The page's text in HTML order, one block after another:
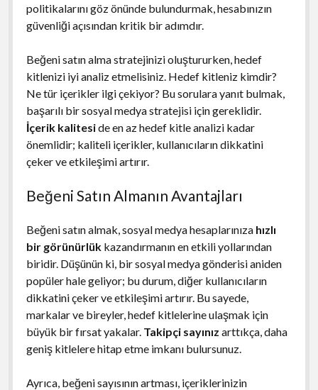
politikalarını göz önünde bulundurmak, hesabınızın
güvenliği açısından kritik bir adımdır.
Beğeni satın alma stratejinizi oluştururken, hedef
kitlenizi iyi analiz etmelisiniz. Hedef kitleniz kimdir?
Ne tür içerikler ilgi çekiyor? Bu sorulara yanıt bulmak,
başarılı bir sosyal medya stratejisi için gereklidir.
İçerik kaliteside en az hedef kitle analizi kadar
önemlidir; kaliteli içerikler, kullanıcıların dikkatini
çeker ve etkileşimi artırır.
Beğeni Satın Almanın Avantajları
Beğeni satın almak, sosyal medya hesaplarınıza hızlı
bir görünürlükkazandırmanın en etkili yollarından
biridir. Düşünün ki, bir sosyal medya gönderisi aniden
popüler hale geliyor; bu durum, diğer kullanıcıların
dikkatini çeker ve etkileşimi artırır. Bu sayede,
markalar ve bireyler, hedef kitlelerine ulaşmak için
büyük bir fırsat yakalar. Takipçi sayınız arttıkça, daha
geniş kitlelere hitap etme imkanı bulursunuz.
Ayrıca, beğeni sayısının artması, içeriklerinizin